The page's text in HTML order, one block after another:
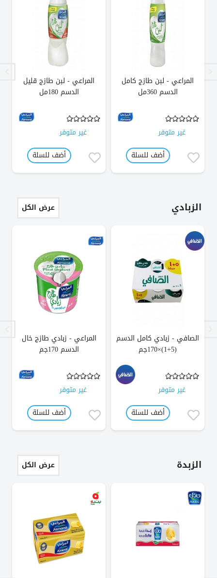
المراعي - لبن طازج كامل
الدسم 360مل
غير متوفر
أضف للسلة
المراعي - لبن طازج قليل
الدسم 180مل
غير متوفر
أضف للسلة
الزبادي
الصافي - زبادي كامل الدسم
غير متوفر
أضف للسلة
المراعي - زبادي طازج خال
الدسم 170جم
غير متوفر
أضف للسلة
عرض الكل
الزبدة عرض الكل